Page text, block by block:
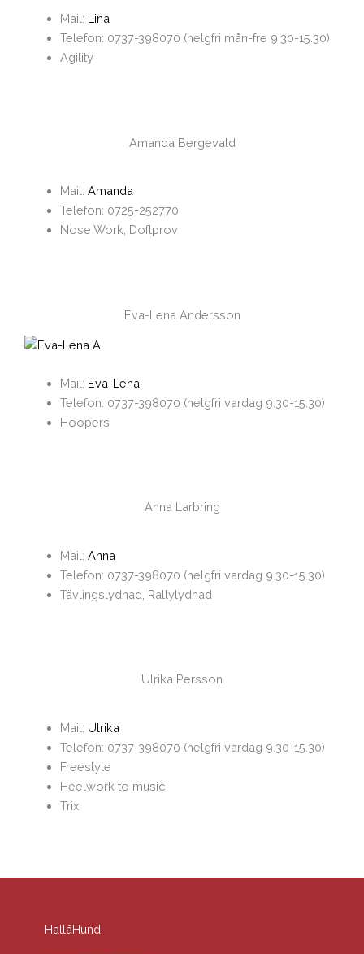
Mail: Lina
Telefon: 0737-398070 (helgfri mån-fre 9.30-15.30)
Agility
Amanda Bergevald
Mail: Amanda
Telefon: 0725-252770
Nose Work, Doftprov
Eva-Lena Andersson
Mail: Eva-Lena
Telefon: 0737-398070 (helgfri vardag 9.30-15.30)
Hoopers
Anna Larbring
Mail: Anna
Telefon: 0737-398070 (helgfri vardag 9.30-15.30)
Tävlingslydnad, Rallylydnad
Ulrika Persson
Mail: Ulrika
Telefon: 0737-398070 (helgfri vardag 9.30-15.30)
Freestyle
Heelwork to music
Trix
HallåHund